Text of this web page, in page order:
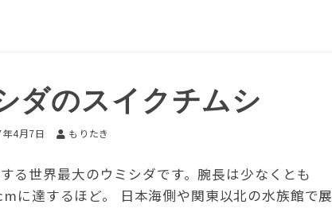
ダのスイクチムシ
4月7日 もりたき
る世界最大のウミシダです。腕長は少なくとも
に達するほど。 日本海側や関東以北の水族館で展